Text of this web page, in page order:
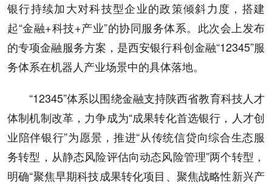
银行持续加大对科技型企业的政策倾斜力度，搭建
起“金融+科技+产业”的协同服务体系。此次会上发布
的专项金融服务方案，是西安银行科创金融“12345”服
务体系在机器人产业场景中的具体落地。
“12345”体系以围绕金融支持陕西省教育科技人才
体制机制改革，力争成为“成果转化首选银行，人才创
业陪伴银行”为愿景，推进“从传统信贷向综合生态服
务转型，从静态风险评估向动态风险管理”两个转型，
明确“聚焦早期科技成果转化项目、聚焦战略性新兴产